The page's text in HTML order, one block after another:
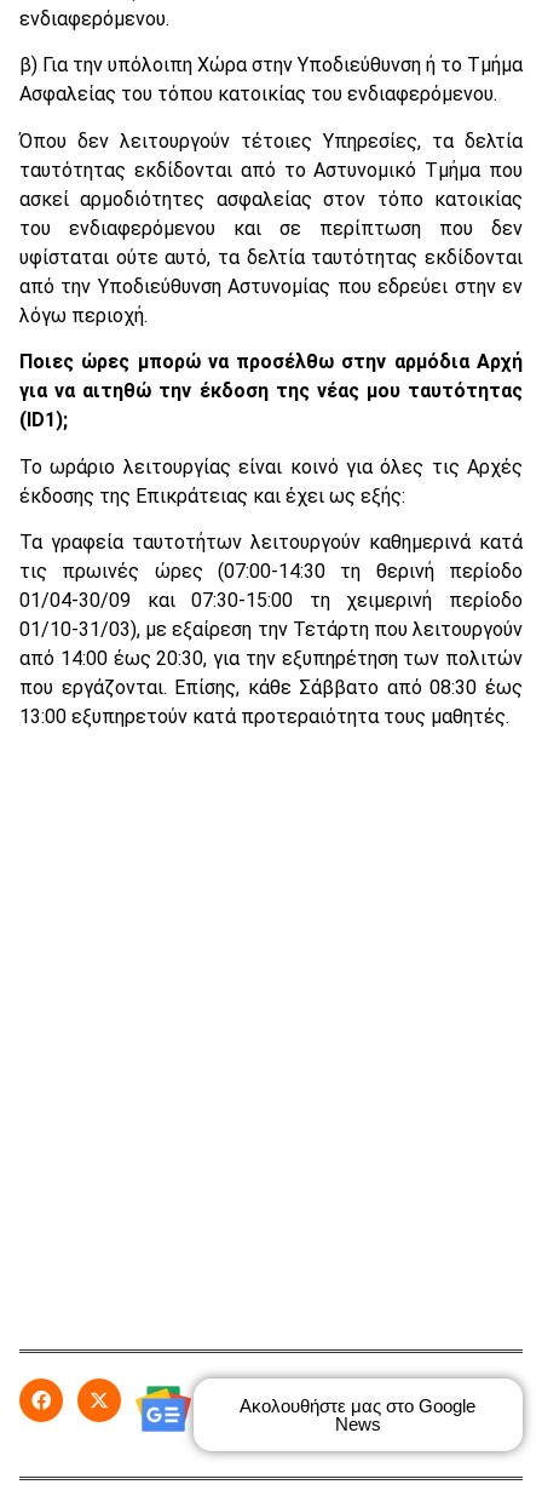
ενδιαφερόμενου.
β) Για την υπόλοιπη Χώρα στην Υποδιεύθυνση ή το Τμήμα
Ασφαλείας του τόπου κατοικίας του ενδιαφερόμενου.
Όπου δεν λειτουργούν τέτοιες Υπηρεσίες, τα δελτία
ταυτότητας εκδίδονται από το Αστυνομικό Τμήμα που
ασκεί αρμοδιότητες ασφαλείας στον τόπο κατοικίας
του ενδιαφερόμενου και σε περίπτωση που δεν
υφίσταται ούτε αυτό, τα δελτία ταυτότητας εκδίδονται
από την Υποδιεύθυνση Αστυνομίας που εδρεύει στην εν
λόγω περιοχή.
Ποιες ώρες μπορώ να προσέλθω στην αρμόδια Αρχή
για να αιτηθώ την έκδοση της νέας μου ταυτότητας
(ID1);
Το ωράριο λειτουργίας είναι κοινό για όλες τις Αρχές
έκδοσης της Επικράτειας και έχει ως εξής:
Τα γραφεία ταυτοτήτων λειτουργούν καθημερινά κατά
τις πρωινές ώρες (07:00-14:30 τη θερινή περίοδο
01/04-30/09 και 07:30-15:00 τη χειμερινή περίοδο
01/10-31/03), με εξαίρεση την Τετάρτη που λειτουργούν
από 14:00 έως 20:30, για την εξυπηρέτηση των πολιτών
που εργάζονται. Επίσης, κάθε Σάββατο από 08:30 έως
13:00 εξυπηρετούν κατά προτεραιότητα τους μαθητές.
Ακολουθήστε μας στο Google
News